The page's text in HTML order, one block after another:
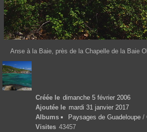
Anse à la Baie, près de la Chapelle de la Baie
Créée le dimanche 5 février 2006
Ajoutée le mardi 31 janvier 2017
Albums
Paysages de Guadeloupe /
Visites 43457